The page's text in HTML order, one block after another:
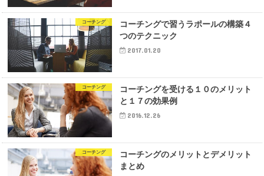
コーチング
コーチングで習うラポールの構築４
つのテクニック
2017.01.20
コーチング
コーチングを受ける１０のメリット
と１７の効果例
2016.12.26
コーチング
コーチングのメリットとデメリット
まとめ